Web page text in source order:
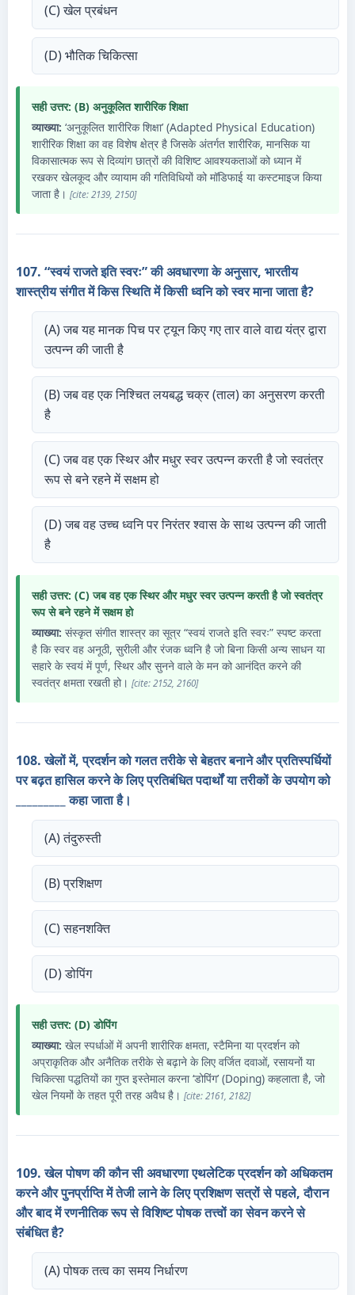
(C) खेल प्रबंधन
(D) भौतिक चिकित्सा
सही उत्तर: (B) अनुकूलित शारीरिक शिक्षा
व्याख्या: ‘अनुकूलित शारीरिक शिक्षा’ (Adapted Physical Education)
शारीरिक शिक्षा का वह विशेष क्षेत्र है जिसके अंतर्गत शारीरिक, मानसिक या
विकासात्मक रूप से दिव्यांग छात्रों की विशिष्ट आवश्यकताओं को ध्यान में
रखकर खेलकूद और व्यायाम की गतिविधियों को मॉडिफाई या कस्टमाइज किया
जाता है। [cite: 2139, 2150]
107. “स्वयं राजते इति स्वरः” की अवधारणा के अनुसार, भारतीय
शास्त्रीय संगीत में किस स्थिति में किसी ध्वनि को स्वर माना जाता है?
(A) जब यह मानक पिच पर ट्यून किए गए तार वाले वाद्य यंत्र द्वारा
उत्पन्न की जाती है
(B) जब वह एक निश्चित लयबद्ध चक्र (ताल) का अनुसरण करती
है
(C) जब वह एक स्थिर और मधुर स्वर उत्पन्न करती है जो स्वतंत्र
रूप से बने रहने में सक्षम हो
(D) जब वह उच्च ध्वनि पर निरंतर श्वास के साथ उत्पन्न की जाती
है
सही उत्तर: (C) जब वह एक स्थिर और मधुर स्वर उत्पन्न करती है जो स्वतंत्र
रूप से बने रहने में सक्षम हो
व्याख्या: संस्कृत संगीत शास्त्र का सूत्र “स्वयं राजते इति स्वरः” स्पष्ट करता
है कि स्वर वह अनूठी, सुरीली और रंजक ध्वनि है जो बिना किसी अन्य साधन या
सहारे के स्वयं में पूर्ण, स्थिर और सुनने वाले के मन को आनंदित करने की
स्वतंत्र क्षमता रखती हो। [cite: 2152, 2160]
108. खेलों में, प्रदर्शन को गलत तरीके से बेहतर बनाने और प्रतिस्पर्धियों
पर बढ़त हासिल करने के लिए प्रतिबंधित पदार्थों या तरीकों के उपयोग को
_________ कहा जाता है।
(A) तंदुरुस्ती
(B) प्रशिक्षण
(C) सहनशक्ति
(D) डोपिंग
सही उत्तर: (D) डोपिंग
व्याख्या: खेल स्पर्धाओं में अपनी शारीरिक क्षमता, स्टैमिना या प्रदर्शन को
अप्राकृतिक और अनैतिक तरीके से बढ़ाने के लिए वर्जित दवाओं, रसायनों या
चिकित्सा पद्धतियों का गुप्त इस्तेमाल करना ‘डोपिंग’ (Doping) कहलाता है, जो
खेल नियमों के तहत पूरी तरह अवैध है। [cite: 2161, 2182]
109. खेल पोषण की कौन सी अवधारणा एथलेटिक प्रदर्शन को अधिकतम
करने और पुनर्प्राप्ति में तेजी लाने के लिए प्रशिक्षण सत्रों से पहले, दौरान
और बाद में रणनीतिक रूप से विशिष्ट पोषक तत्त्वों का सेवन करने से
संबंधित है?
(A) पोषक तत्व का समय निर्धारण